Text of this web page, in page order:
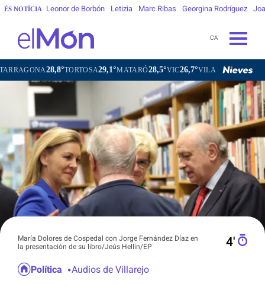
ÉS NOTÍCIA Leonor de Borbón Letizia Marc Ribas Georgina Rodríguez
CA
28,8°TORTOSA29,1°MATARÓ28,5°VIC26,7°VILAFRANCA DEL PENEDÈS
María Dolores de Cospedal con Jorge Fernández Díaz en
la presentación de su libro/Jeús Hellin/EP
4′
Política Audios de Villarejo